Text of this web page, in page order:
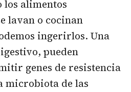
los alimentos
lavan o cocinan
ingerirlos. Una
pueden
genes de resistencia
microbiota de las